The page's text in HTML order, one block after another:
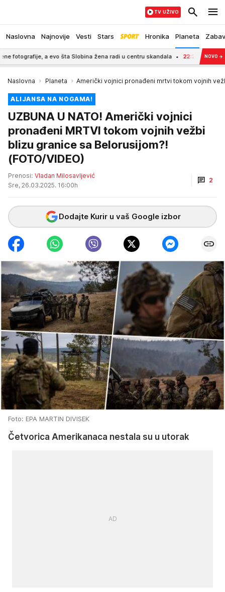
Naslovna Najnovije Vesti Stars Hronika Planeta
TV UŽIVO
a evo šta Slobina žena radi u centru skandala 22:21 VUČIĆ OBJAVIO
NOVO →
Naslovna Planeta Američki vojnici pronađeni mrtvi tokom vojnih
ALIJANSA NA NOGAMA!
UZBUNA U NATO! Američki vojnici
pronađeni MRTVI tokom vojnih vežbi
blizu granice sa Belorusijom?!
(FOTO/VIDEO)
Prenosi: Vladan Milosavljević
Sre, 26.03.2025. 16:00h
2
Dodajte Kurir u vaš Google izbor
Foto: EPA MARTIN DIVISEK
Četvorica Amerikanaca nestala su u utorak